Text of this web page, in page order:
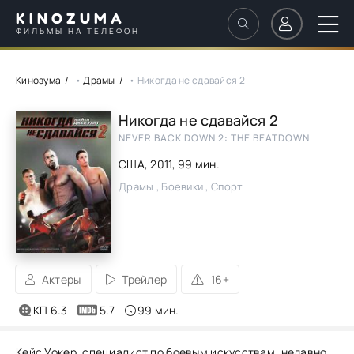
KINOZUMA
ФИЛЬМЫ НА ТЕЛЕФОН
Кинозума •Драмы • Никогда не сдавайся 2
Никогда не сдавайся 2
NEVER BACK DOWN 2: THE BEATDOWN
США,2011, 99 мин.
Драмы , Боевики , Спорт
Актеры Трейлер 16+
КП 6.3 5.7 99 мин.